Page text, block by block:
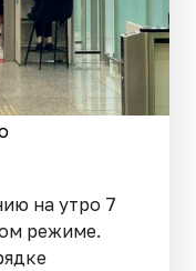
на утро 7
режиме.